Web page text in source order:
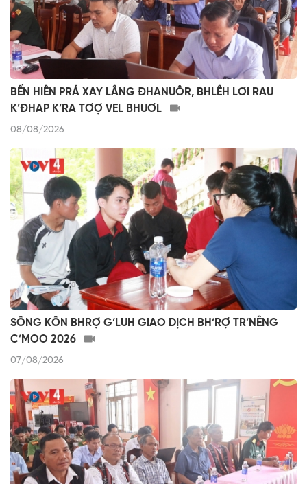
BẾN HIÊN PRÁ XAY LÂNG ĐHANUÔR, BHLÊH LƠI RAU
K’ĐHAP K’RA TƠỢ VEL BHUƠL
08/08/2026
SÔNG KÔN BHRỢ G’LUH GIAO DỊCH BH’RỢ TR’NÊNG
C’MOO 2026
07/08/2026